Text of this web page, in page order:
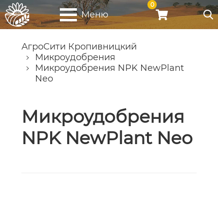
Меню
0
АгроСити Кропивницкий
Микроудобрения
Микроудобрения NPK NewPlant
Neo
Микроудобрения
NPK NewPlant Neo